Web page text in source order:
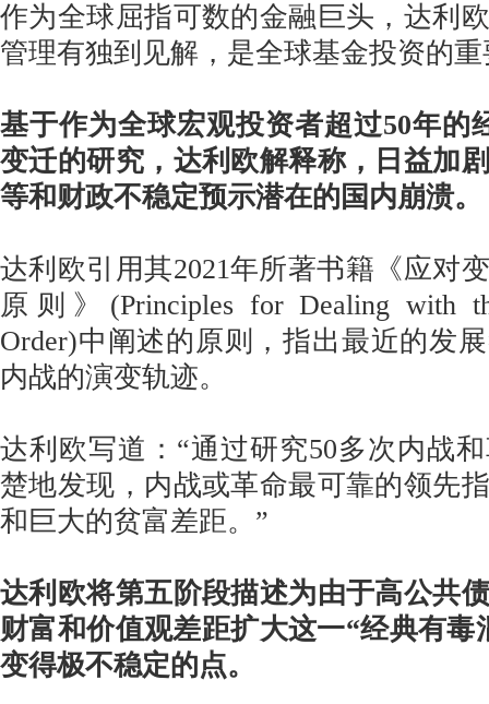
作为全球屈指可数的金融巨头，达利
管理有独到见解，是全球基金投资的
基于作为全球宏观投资者超过50年的
变迁的研究，达利欧解释称，日益加
等和财政不稳定预示潜在的国内崩溃。
达利欧引用其2021年所著书籍《应对
原则》(Principles for Dealing with
Order)中阐述的原则，指出最近的发
内战的演变轨迹。
达利欧写道：“通过研究50多次内战
楚地发现，内战或革命最可靠的领先
和巨大的贫富差距。”
达利欧将第五阶段描述为由于高公共
财富和价值观差距扩大这一“经典有毒
变得极不稳定的点。